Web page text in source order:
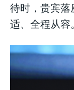
待时，贵宾落
适、全程从容。